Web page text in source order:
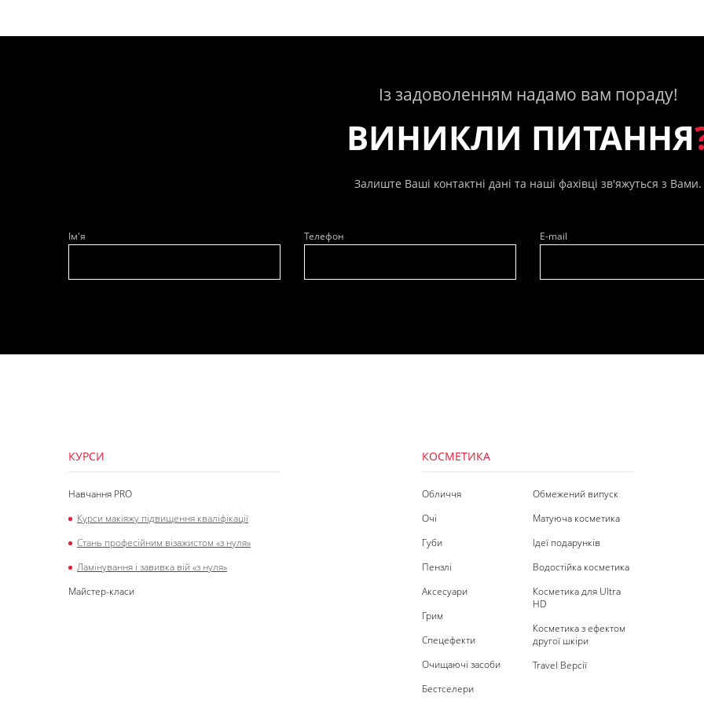
Із задоволенням надамо вам пораду!
ВИНИКЛИ ПИТАННЯ
Залиште Ваші контактні дані та наші фахівці зв'яжуться з Вами.
Ім'я Телефон
E-mail
КУРСИ
Навчання PRO
Курси макіяжу підвищення кваліфікації
Стань професійним візажистом «з нуля»
Ламінування і завивка вій «з нуля»
Майстер-класи
КОСМЕТИКА
Обличчя
Очі
Губи
Пензлі
Аксесуари
Грим
Спецефекти
Очищаючі засоби
Бестселери
Обмежений випуск
Матуюча косметика
Ідеї подарунків
Водостійка косметика
Косметика для Ultra
HD
Косметика з ефектом
другої шкіри
Travel Версії